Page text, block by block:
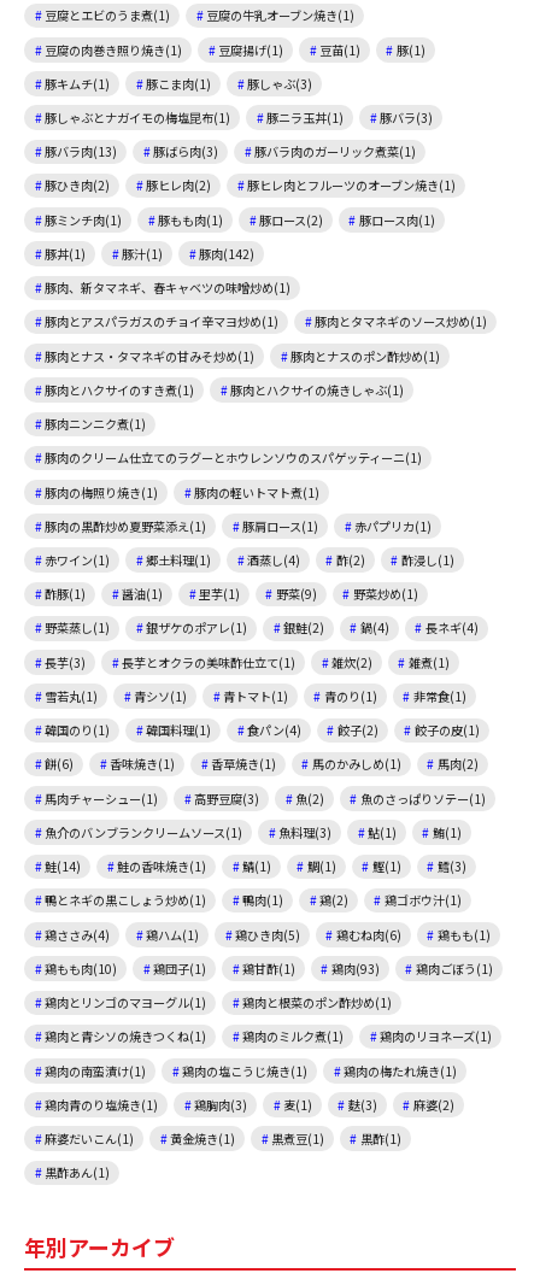
豆腐とエビのうま煮(1)
豆腐の牛乳オーブン焼き(1)
豆腐の肉巻き照り焼き(1)
豆腐揚げ(1) 豆苗(1)
豚(1)
豚キムチ(1)
豚こま肉(1)
豚しゃぶ(3)
豚しゃぶとナガイモの梅塩昆布(1)
豚ニラ玉丼(1)
豚バラ(3)
豚バラ肉(13)
豚ばら肉(3)
豚バラ肉のガーリック煮菜(1)
豚ひき肉(2)
豚ヒレ肉(2)
豚ヒレ肉とフルーツのオーブン焼き(1)
豚ミンチ肉(1)
豚もも肉(1) 豚ロース(2)
豚ロース肉(1)
豚丼(1)
豚汁(1)
豚肉(142)
豚肉、新タマネギ、春キャベツの味噌炒め(1)
豚肉とアスパラガスのチョイ辛マヨ炒め(1)
豚肉とタマネギのソース炒め(1)
豚肉とナス・タマネギの甘みそ炒め(1)
豚肉とナスのポン酢炒め(1)
豚肉とハクサイのすき煮(1)
豚肉とハクサイの焼きしゃぶ(1)
豚肉ニンニク煮(1)
豚肉のクリーム仕立てのラグーとホウレンソウのスパゲッティーニ(1)
豚肉の梅照り焼き(1)
豚肉の軽いトマト煮(1)
豚肉の黒酢炒め夏野菜添え(1)
豚肩ロース(1)
赤パプリカ(1)
赤ワイン(1)
郷土料理(1) 酒蒸し(4) 酢(2)
酢浸し(1)
酢豚(1)
醤油(1) 里芋(1) 野菜(9)
野菜炒め(1)
野菜蒸し(1)
銀ザケのポアレ(1) 銀鮭(2) 鍋(4)
長ネギ(4)
長芋(3)
長芋とオクラの美味酢仕立て(1) 雑炊(2)
雑煮(1)
雪若丸(1)
青シソ(1) 青トマト(1) 青のり(1)
非常食(1)
韓国のり(1)
韓国料理(1) 食パン(4) 餃子(2)
餃子の皮(1)
餅(6)
香味焼き(1) 香草焼き(1) 馬のかみしめ(1)
馬肉(2)
馬肉チャーシュー(1)
高野豆腐(3) 魚(2)
魚のさっぱりソテー(1)
魚介のバンブランクリームソース(1)
魚料理(3) 鮎(1)
鮪(1)
鮭(14)
鮭の香味焼き(1) 鯖(1) 鯛(1) 鰹(1)
鱈(3)
鴨とネギの黒こしょう炒め(1)
鴨肉(1) 鶏(2)
鶏ゴボウ汁(1)
鶏ささみ(4)
鶏ハム(1) 鶏ひき肉(5) 鶏むね肉(6)
鶏もも(1)
鶏もも肉(10)
鶏団子(1) 鶏甘酢(1) 鶏肉(93)
鶏肉ごぼう(1)
鶏肉とリンゴのマヨーグル(1)
鶏肉と根菜のポン酢炒め(1)
鶏肉と青シソの焼きつくね(1)
鶏肉のミルク煮(1)
鶏肉のリヨネーズ(1)
鶏肉の南蛮漬け(1)
鶏肉の塩こうじ焼き(1)
鶏肉の梅たれ焼き(1)
鶏肉青のり塩焼き(1)
鶏胸肉(3) 麦(1) 麩(3)
麻婆(2)
麻婆だいこん(1)
黄金焼き(1) 黒煮豆(1)
黒酢(1)
黒酢あん(1)
年別アーカイブ